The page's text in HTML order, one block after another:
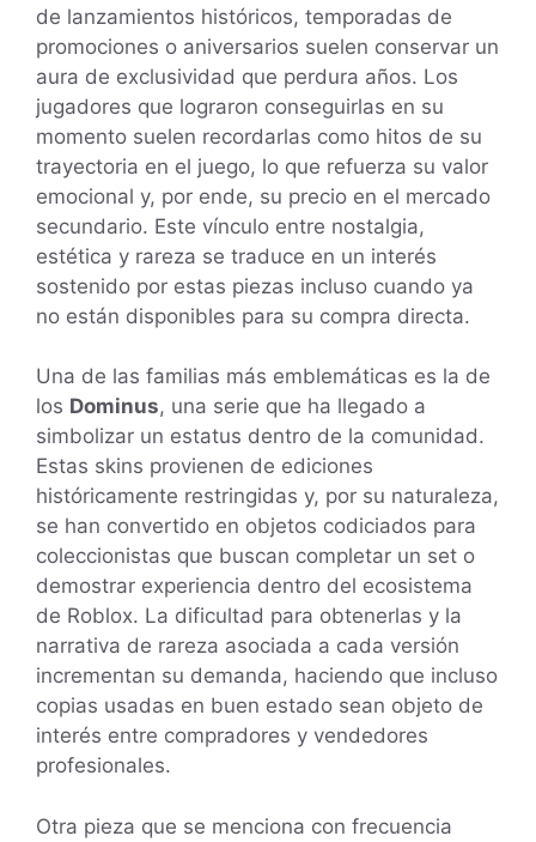
de lanzamientos históricos, temporadas de
promociones o aniversarios suelen conservar un
aura de exclusividad que perdura años. Los
jugadores que lograron conseguirlas en su
momento suelen recordarlas como hitos de su
trayectoria en el juego, lo que refuerza su valor
emocional y, por ende, su precio en el mercado
secundario. Este vínculo entre nostalgia,
estética y rareza se traduce en un interés
sostenido por estas piezas incluso cuando ya
no están disponibles para su compra directa.
Una de las familias más emblemáticas es la de
los Dominus, una serie que ha llegado a
simbolizar un estatus dentro de la comunidad.
Estas skins provienen de ediciones
históricamente restringidas y, por su naturaleza,
se han convertido en objetos codiciados para
coleccionistas que buscan completar un set o
demostrar experiencia dentro del ecosistema
de Roblox. La dificultad para obtenerlas y la
narrativa de rareza asociada a cada versión
incrementan su demanda, haciendo que incluso
copias usadas en buen estado sean objeto de
interés entre compradores y vendedores
profesionales.
Otra pieza que se menciona con frecuencia